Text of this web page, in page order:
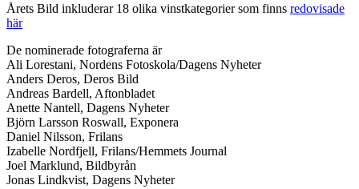
Årets Bild inkluderar 18 olika vinstkategorier som finns redovisade
här
De nominerade fotograferna är
Ali Lorestani, Nordens Fotoskola/Dagens Nyheter
Anders Deros, Deros Bild
Andreas Bardell, Aftonbladet
Anette Nantell, Dagens Nyheter
Björn Larsson Roswall, Exponera
Daniel Nilsson, Frilans
Izabelle Nordfjell, Frilans/Hemmets Journal
Joel Marklund, Bildbyrån
Jonas Lindkvist, Dagens Nyheter